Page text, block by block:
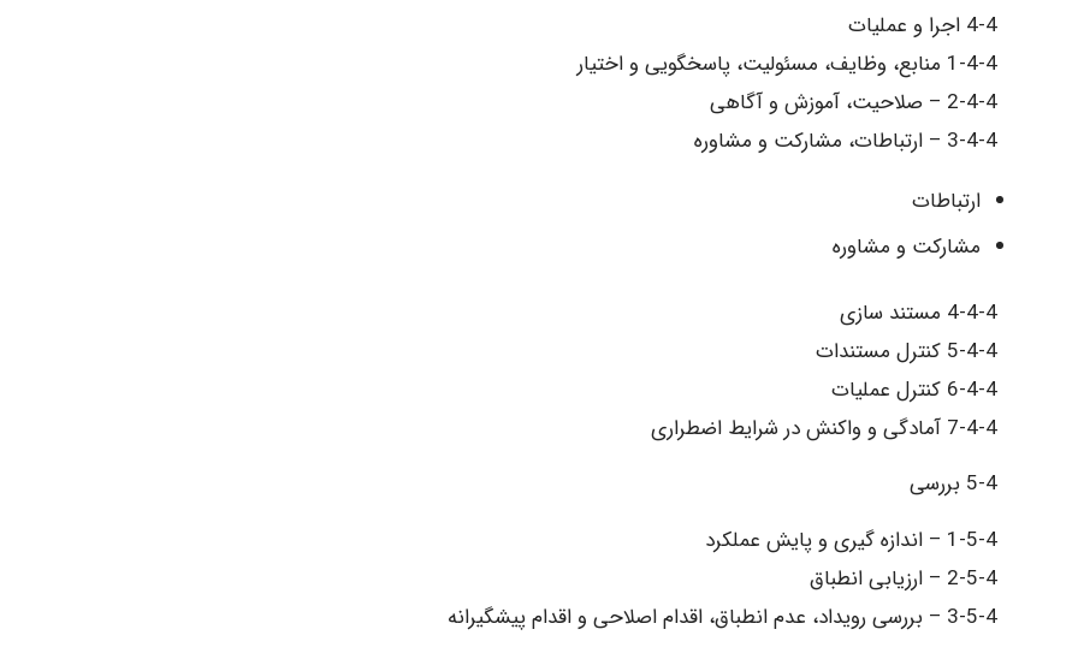
4-4 اجرا و عملیات
1-4-4 منابع، وظایف، مسئولیت، پاسخگویی و اختیار
2-4-4 – صلاحیت، آموزش و آگاهی
3-4-4 – ارتباطات، مشارکت و مشاوره
ارتباطات
مشارکت و مشاوره
4-4-4 مستند سازی
5-4-4 کنترل مستندات
6-4-4 کنترل عملیات
7-4-4 آمادگی و واکنش در شرایط اضطراری
5-4 بررسی
1-5-4 – اندازه گیری و پایش عملکرد
2-5-4 – ارزیابی انطباق
3-5-4 – بررسی رویداد، عدم انطباق، اقدام اصلاحی و اقدام پیشگیرانه